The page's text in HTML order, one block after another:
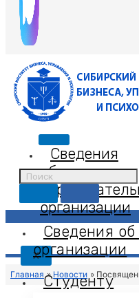
Сведения
об
организации
X
Сведения об
организации
Студенту
Главная Новости